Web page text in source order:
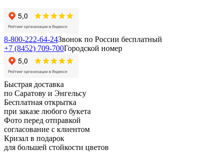
8-800-222-64-24Звонок по России бесплатный
+7 (8452) 709-700Городской номер
Быстрая доставка
по Саратову и Энгельсу
Бесплатная открытка
при заказе любого букета
Фото перед отправкой
согласование с клиентом
Кризал в подарок
для большей стойкости цветов